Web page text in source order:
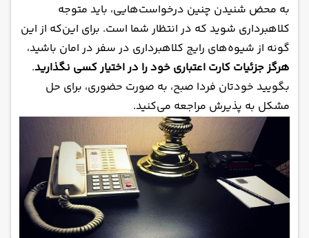
به محض شنیدن چنین درخواست‌هایی، باید متوجه
کلاهبرداری شوید که در انتظار شما است. برای این‌که از این
گونه از شیوه‌های رایج کلاهبرداری در سفر در امان باشید،
هرگز جزئیات کارت اعتباری خود را در اختیار کسی نگذارید.
بگویید خودتان فردا صبح، به صورت حضوری، برای حل
مشکل به پذیرش مراجعه می‌کنید.